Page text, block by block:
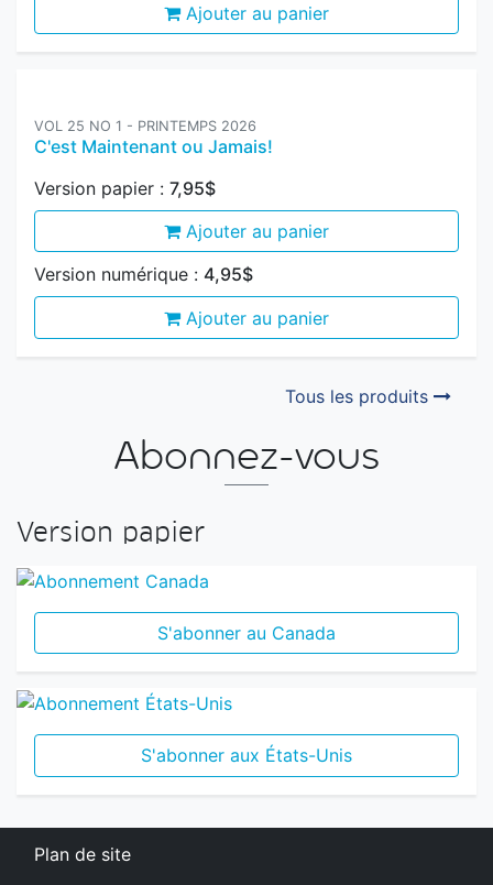
Ajouter au panier
VOL 25 NO 1 - PRINTEMPS 2026
C'est Maintenant ou Jamais!
Version papier : 7,95$
Ajouter au panier
Version numérique : 4,95$
Ajouter au panier
Tous les produits
Abonnez-vous
Version papier
S'abonner au Canada
S'abonner aux États-Unis
Plan de site